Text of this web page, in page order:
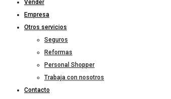
Vender
Empresa
Otros servicios
Seguros
Reformas
Personal Shopper
Trabaja con nosotros
Contacto